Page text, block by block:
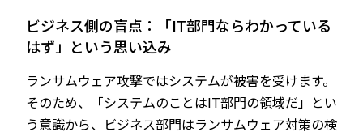
ビジネス側の盲点：「IT部門ならわかっている
はず」という思い込み
ランサムウェア攻撃ではシステムが被害を受けます。
そのため、「システムのことはIT部門の領域だ」とい
う意識から、ビジネス部門はランサムウェア対策の検